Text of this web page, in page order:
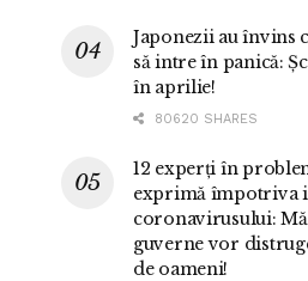
Japonezii au învins
să intre în panică:
în aprilie!
80620 SHARES
12 experți în
exprimă împotriva
coronavirusului:
guverne vor
de oameni!